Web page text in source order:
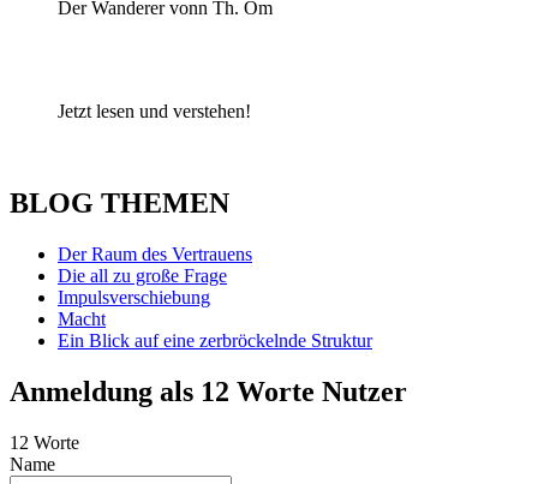
Der Wanderer vonn Th. Om
Jetzt lesen und verstehen!
BLOG THEMEN
Der Raum des Vertrauens
Die all zu große Frage
Impulsverschiebung
Macht
Ein Blick auf eine zerbröckelnde Struktur
Anmeldung als 12 Worte Nutzer
12 Worte
Name